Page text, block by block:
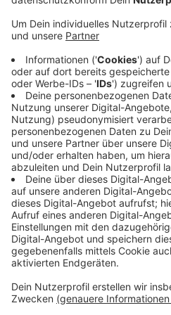
Verfügung stehen, so die
Bereich ist Teil der laufenden
Parkplatzes. Die Stadt will
gestalten und besser an das
anpassen. Außerdem sind
geplant. Die Arbeiten im
Parkplatzes gehen in den
Die Stadt rechnet damit,
Umgestaltung bis Ende
ist. Bis dahin kann es rund
Einschränkungen kommen.
Anzeige